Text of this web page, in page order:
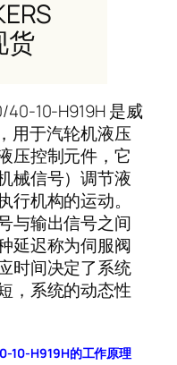
货
10-H919H 是威
用于汽轮机液压
压控制元件，它
械信号）调节液
机构的运动。
与输出信号之间
延迟称为伺服阀
时间决定了系统
，系统的动态性
10-H919H的工作原理